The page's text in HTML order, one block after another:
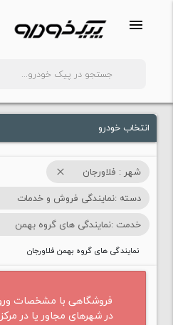
menu
انتخاب خودرو
شهر : فلاورجان close
دسته :نمایندگی فروش و خدمات
خدمت :نمایندگی های گروه بهمن
نمایندگی های گروه بهمن فلاورجان
فروشگاهی با مشخصات
در شهرهای مجاور یا در